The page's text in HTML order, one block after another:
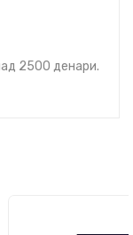
2500 денари.